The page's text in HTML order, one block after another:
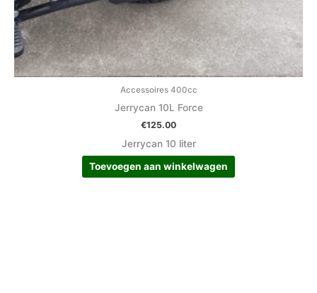
Accessoires 400cc
Jerrycan 10L Force
€125.00
Jerrycan 10 liter
Toevoegen aan winkelwagen